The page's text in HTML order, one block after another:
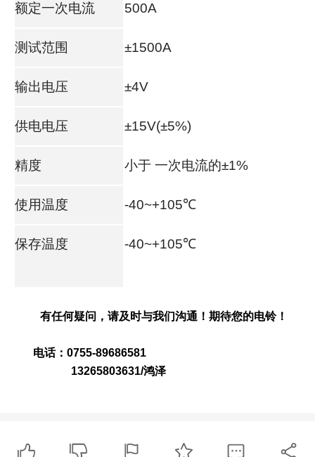
额定一次电流 500A
测试范围 ±1500A
输出电压 ±4V
供电电压 ±15V(±5%)
精度 小于 一次电流的±1%
使用温度 -40~+105℃
保存温度 -40~+105℃
有任何疑问，请及时与我们沟通！期待您的电铃！
电话：0755-89686581
13265803631/鸿泽